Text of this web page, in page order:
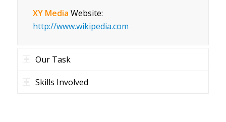
XY Media Website:
http://www.wikipedia.com
Our Task
Skills Involved